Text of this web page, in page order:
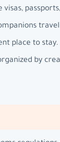
visas,
place to
by